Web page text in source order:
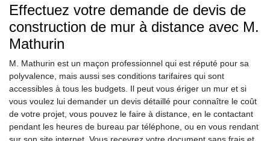
Effectuez votre demande de devis de
construction de mur à distance avec M.
Mathurin
M. Mathurin est un maçon professionnel qui est réputé pour sa
polyvalence, mais aussi ses conditions tarifaires qui sont
accessibles à tous les budgets. Il peut vous ériger un mur et si
vous voulez lui demander un devis détaillé pour connaître le coût
de votre projet, vous pouvez le faire à distance, en le contactant
pendant les heures de bureau par téléphone, ou en vous rendant